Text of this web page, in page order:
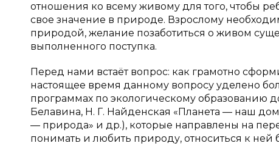
отношения ко всему живому для того, чтобы
свое значение в природе. Взрослому
природой, желание позаботиться о живом
выполненного поступка.
Перед нами встаёт вопрос: как грамотно
настоящее время данному вопросу уделено
программах по экологическому образованию
Белавина, Н. Г. Найденская «Планета — наш
— природа» и др.), которые направлены на
понимать и любить природу, относиться к ней